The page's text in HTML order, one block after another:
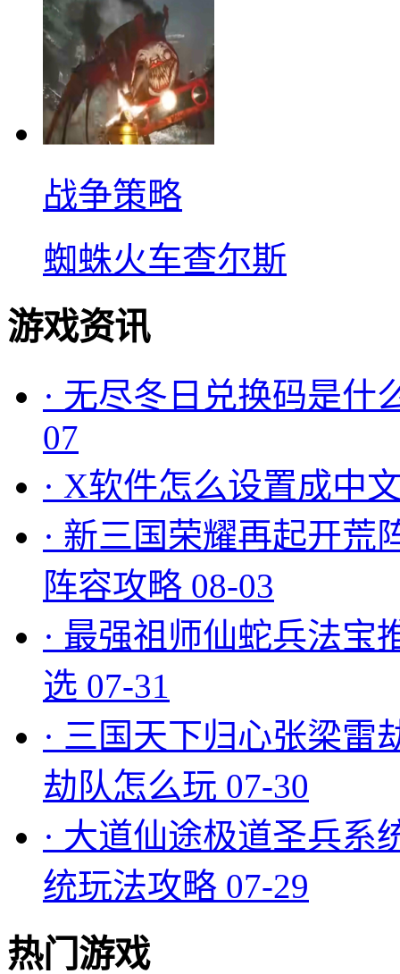
战争策略
蜘蛛火车查尔斯
游戏资讯
· 无尽冬日兑换码是什
07
· X软件怎么设置成中
· 新三国荣耀再起开荒
阵容攻略 08-03
· 最强祖师仙蛇兵法宝
选 07-31
· 三国天下归心张梁雷
劫队怎么玩 07-30
· 大道仙途极道圣兵系
统玩法攻略 07-29
热门游戏